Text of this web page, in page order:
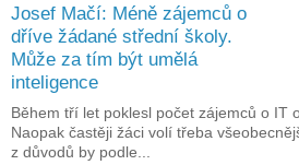
Josef Mačí: Méně zájemců o
dříve žádané střední školy.
Může za tím být umělá
inteligence
Během tří let poklesl počet zájemců o IT
Naopak častěji žáci volí třeba
z důvodů by podle...